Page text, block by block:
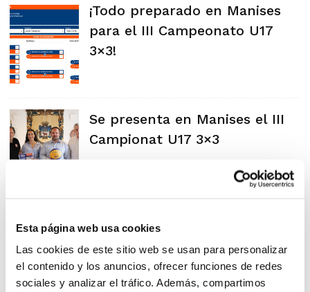
Esta página web usa cookies
Las cookies de este sitio web se usan para personalizar
el contenido y los anuncios, ofrecer funciones de redes
sociales y analizar el tráfico. Además, compartimos
¡Todo preparado en Manises
para el III Campeonato U17
3×3!
Se presenta en Manises el III
Campionat U17 3×3
¡Último día de inscripción de
equipos!